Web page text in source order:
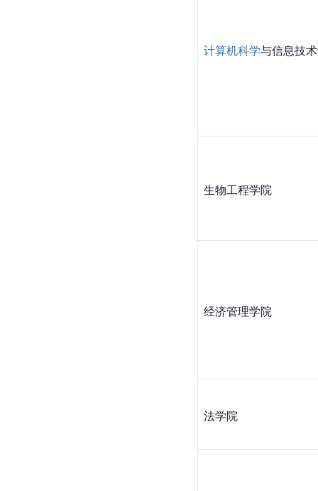
计算机科学与信息技
生物工程学院
经济管理学院
法学院